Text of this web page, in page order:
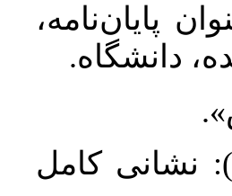
پایان‌نامه،
دانشگاه.
نشانی کامل